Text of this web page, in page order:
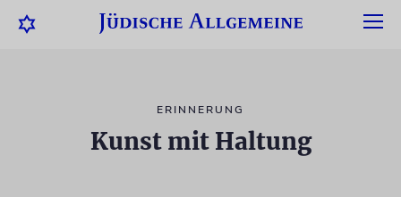
ERINNERUNG
Kunst mit Haltung